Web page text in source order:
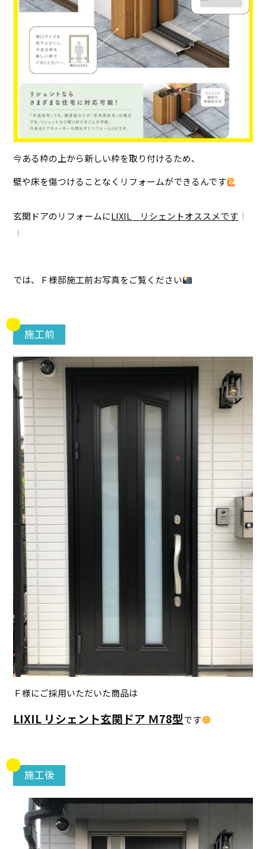
今ある枠の上から新しい枠を取り付けるため、
壁や床を傷つけることなくリフォームができるんです
玄関ドアのリフォームにLIXIL リシェントオススメです
では、Ｆ様邸施工前お写真をご覧ください
施工前
Ｆ様にご採用いただいた商品は
LIXIL リシェント玄関ドア Ｍ78型です
施工後